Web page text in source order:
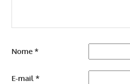
Nome *
E-mail*